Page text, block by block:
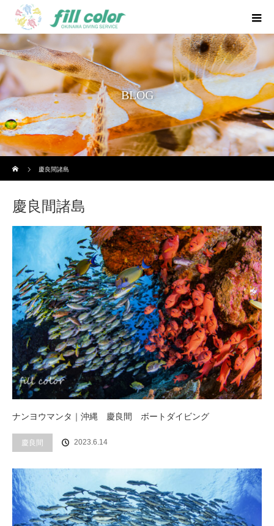
BLOG
慶良間諸島
慶良間諸島
ナンヨウマンタ｜沖縄 慶良間 ボートダイビング
慶良間 2023.6.14